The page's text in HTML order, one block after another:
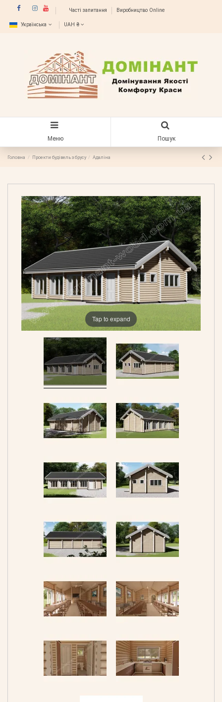
Часті запитання Виробництво Online
Українська UAH ₴
Меню Пошук
Головна Проекти будівель з брусу Адаліна
Tap to expand